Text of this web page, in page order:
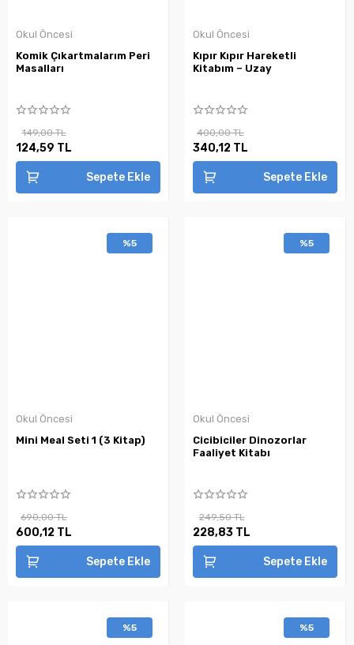
Okul Öncesi
Komik Çıkartmalarım Peri
Masalları
149,00 TL
124,59 TL
Sepete Ekle
Okul Öncesi
Kıpır Kıpır Hareketli
Kitabım – Uzay
400,00 TL
340,12 TL
Sepete Ekle
%5
Okul Öncesi
Mini Meal Seti 1 (3 Kitap)
690,00 TL
600,12 TL
Sepete Ekle
%5
Okul Öncesi
Cicibiciler Dinozorlar
Faaliyet Kitabı
249,50 TL
228,83 TL
Sepete Ekle
%5 %5